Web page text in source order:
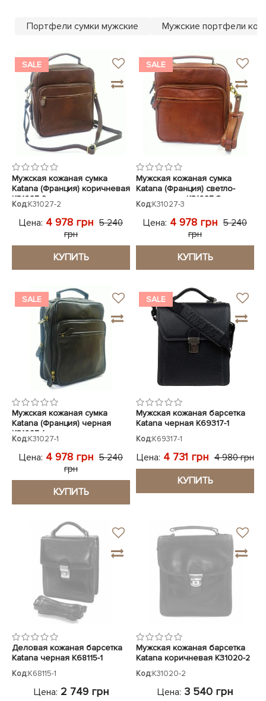
Показать все
Портфели сумки мужские Мужские портфели
SALE
Мужская кожаная сумка
Katana (Франция) коричневая
K31027-2
Код:K31027-2
Цена: 4 978 грн 5 240
грн
КУПИТЬ
SALE
Мужская кожаная сумка
Katana (Франция) светло-
коричневая K31027-3
Код:K31027-3
Цена: 4 978 грн 5 240
грн
КУПИТЬ
SALE
Мужская кожаная сумка
Katana (Франция) черная
K31027-1
Код:K31027-1
Цена: 4 978 грн 5 240
грн
КУПИТЬ
SALE
Мужская кожаная барсетка
Katana черная K69317-1
Код:K69317-1
Цена: 4 731 грн 4 980 грн
КУПИТЬ
Деловая кожаная барсетка
Katana черная K68115-1
Код:K68115-1
Цена: 2 749 грн
Мужская кожаная барсетка
Katana коричневая K31020-2
Код:K31020-2
Цена: 3 540 грн